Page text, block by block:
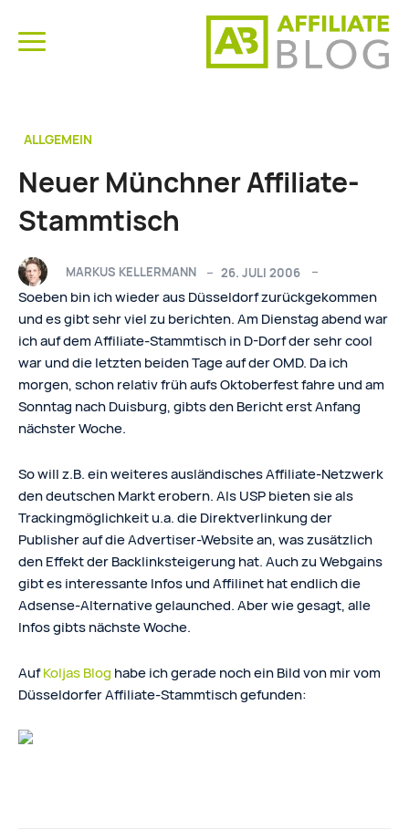
ALLGEMEIN
Neuer Münchner Affiliate-
Stammtisch
MARKUS KELLERMANN 26. JULI 2006
Soeben bin ich wieder aus Düsseldorf zurückgekommen
und es gibt sehr viel zu berichten. Am Dienstag abend war
ich auf dem Affiliate-Stammtisch in D-Dorf der sehr cool
war und die letzten beiden Tage auf der OMD. Da ich
morgen, schon relativ früh aufs Oktoberfest fahre und am
Sonntag nach Duisburg, gibts den Bericht erst Anfang
nächster Woche.
So will z.B. ein weiteres ausländisches Affiliate-Netzwerk
den deutschen Markt erobern. Als USP bieten sie als
Trackingmöglichkeit u.a. die Direktverlinkung der
Publisher auf die Advertiser-Website an, was zusätzlich
den Effekt der Backlinksteigerung hat. Auch zu Webgains
gibt es interessante Infos und Affilinet hat endlich die
Adsense-Alternative gelaunched. Aber wie gesagt, alle
Infos gibts nächste Woche.
AufKoljas Blog habe ich gerade noch ein Bild von mir vom
Düsseldorfer Affiliate-Stammtisch gefunden: